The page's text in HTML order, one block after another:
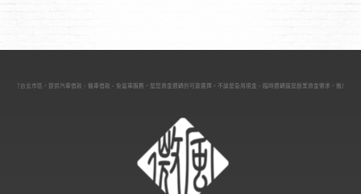
位於台北市區，提供汽車借款、機車借款、免留車服務，是您資金週轉的可靠選擇。不論是急用現金、臨時週轉還是創業資金需求，微風台